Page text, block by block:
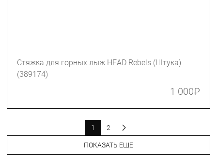
Стяжка для горных лыж HEAD Rebels (Штука)
(389174)
1 000₽
ПОКАЗАТЬ ЕЩЕ
1 2